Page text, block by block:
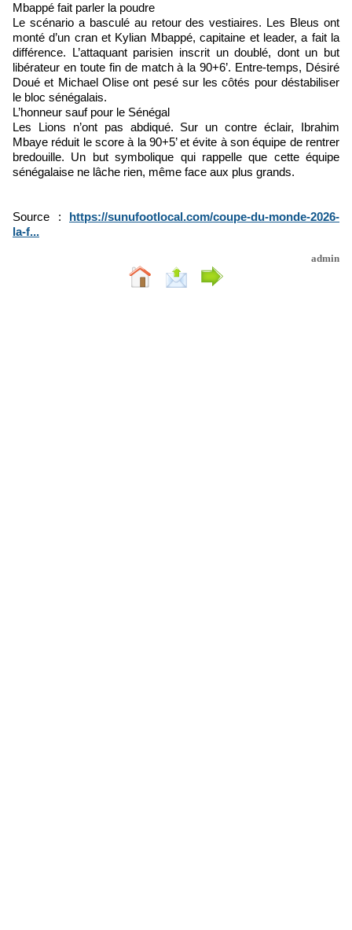
Mbappé fait parler la poudre
Le scénario a basculé au retour des vestiaires. Les Bleus ont
monté d’un cran et Kylian Mbappé, capitaine et leader, a fait la
différence. L’attaquant parisien inscrit un doublé, dont un but
libérateur en toute fin de match à la 90+6’. Entre-temps, Désiré
Doué et Michael Olise ont pesé sur les côtés pour déstabiliser
le bloc sénégalais.
L’honneur sauf pour le Sénégal
Les Lions n’ont pas abdiqué. Sur un contre éclair, Ibrahim
Mbaye réduit le score à la 90+5’ et évite à son équipe de rentrer
bredouille. Un but symbolique qui rappelle que cette équipe
sénégalaise ne lâche rien, même face aux plus grands.
Source : https://sunufootlocal.com/coupe-du-monde-2026-
la-f...
admin